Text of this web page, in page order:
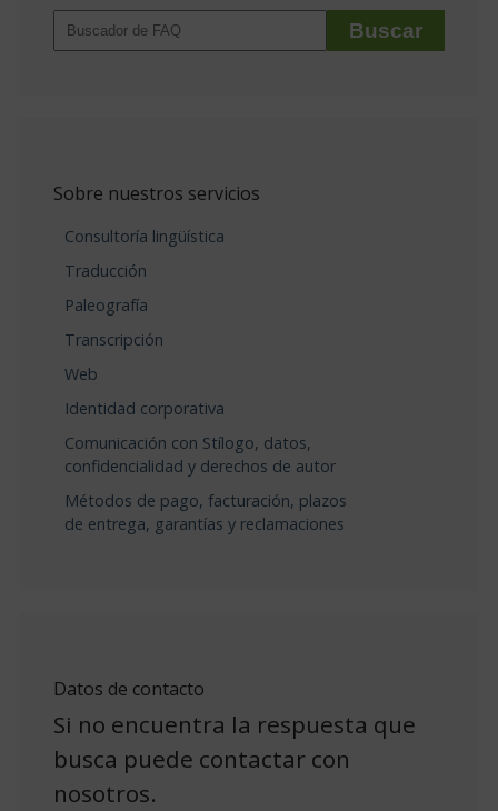
Sobre nuestros servicios
Consultoría lingüística
Traducción
Paleografía
Transcripción
Web
Identidad corporativa
Comunicación con Stílogo, datos,
confidencialidad y derechos de autor
Métodos de pago, facturación, plazos
de entrega, garantías y reclamaciones
Datos de contacto
Si no encuentra la respuesta que
busca puede contactar con
nosotros.